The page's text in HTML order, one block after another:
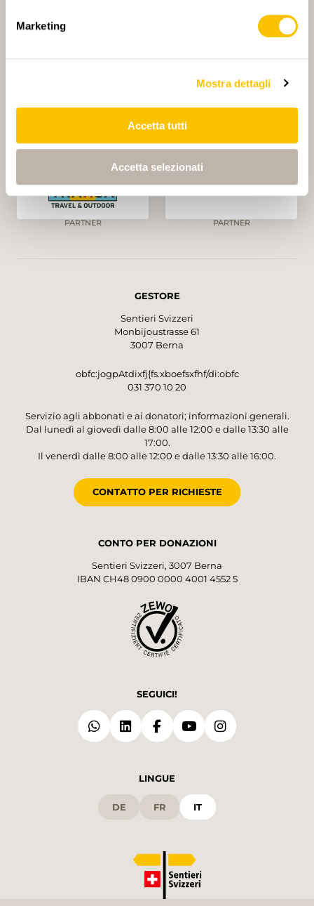
Marketing
Mostra dettagli
Accetta tutti
Accetta selezionati
PARTNER PRINCIPALE E PARTNER DI TRASPORTO
PARTNER PARTNER
GESTORE
Sentieri Svizzeri
Monbijoustrasse 61
3007 Berna
obfc:jogpAtdixfj{fs.xboefsxfhf/di:obfc
031 370 10 20
Servizio agli abbonati e ai donatori; informazioni generali.
Dal lunedì al giovedì dalle 8:00 alle 12:00 e dalle 13:30 alle
17:00.
Il venerdì dalle 8:00 alle 12:00 e dalle 13:30 alle 16:00.
CONTATTO PER RICHIESTE
CONTO PER DONAZIONI
Sentieri Svizzeri, 3007 Berna
IBAN CH48 0900 0000 4001 4552 5
SEGUICI!
LINGUE
DE FR IT